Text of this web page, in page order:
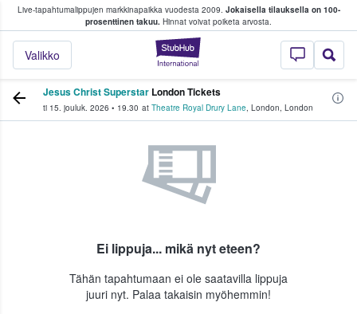
Live-tapahtumalippujen markkinapaikka vuodesta 2009. Jokaisella tilauksella on 100-
prosenttinen takuu. Hinnat voivat poiketa arvosta.
StubHub -
Valikko
fanit ostavat ja myyvät lippuja
Jesus Christ Superstar London Tickets
ti 15. jouluk. 2026 • 19.30 at Theatre Royal Drury Lane, London, London
Ei lippuja... mikä nyt eteen?
Tähän tapahtumaan ei ole saatavilla lippuja
juuri nyt. Palaa takaisin myöhemmin!